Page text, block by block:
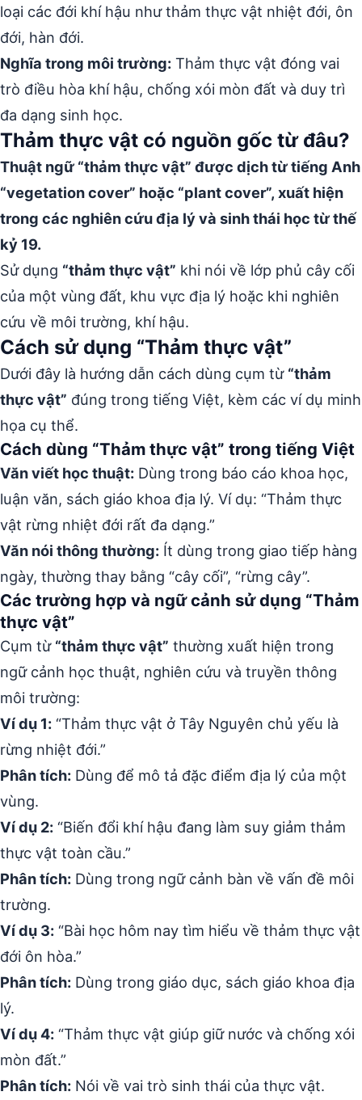
loại các đới khí hậu như thảm thực vật nhiệt đới, ôn
đới, hàn đới.
Nghĩa trong môi trường: Thảm thực vật đóng vai
trò điều hòa khí hậu, chống xói mòn đất và duy trì
đa dạng sinh học.
Thảm thực vật có nguồn gốc từ đâu?
Thuật ngữ “thảm thực vật” được dịch từ tiếng Anh
“vegetation cover” hoặc “plant cover”, xuất hiện
trong các nghiên cứu địa lý và sinh thái học từ thế
kỷ 19.
Sử dụng “thảm thực vật” khi nói về lớp phủ cây cối
của một vùng đất, khu vực địa lý hoặc khi nghiên
cứu về môi trường, khí hậu.
Cách sử dụng “Thảm thực vật”
Dưới đây là hướng dẫn cách dùng cụm từ “thảm
thực vật” đúng trong tiếng Việt, kèm các ví dụ minh
họa cụ thể.
Cách dùng “Thảm thực vật” trong tiếng Việt
Văn viết học thuật: Dùng trong báo cáo khoa học,
luận văn, sách giáo khoa địa lý. Ví dụ: “Thảm thực
vật rừng nhiệt đới rất đa dạng.”
Văn nói thông thường: Ít dùng trong giao tiếp hàng
ngày, thường thay bằng “cây cối”, “rừng cây”.
Các trường hợp và ngữ cảnh sử dụng “Thảm
thực vật”
Cụm từ “thảm thực vật” thường xuất hiện trong
ngữ cảnh học thuật, nghiên cứu và truyền thông
môi trường:
Ví dụ 1: “Thảm thực vật ở Tây Nguyên chủ yếu là
rừng nhiệt đới.”
Phân tích: Dùng để mô tả đặc điểm địa lý của một
vùng.
Ví dụ 2: “Biến đổi khí hậu đang làm suy giảm thảm
thực vật toàn cầu.”
Phân tích: Dùng trong ngữ cảnh bàn về vấn đề môi
trường.
Ví dụ 3: “Bài học hôm nay tìm hiểu về thảm thực vật
đới ôn hòa.”
Phân tích: Dùng trong giáo dục, sách giáo khoa địa
lý.
Ví dụ 4: “Thảm thực vật giúp giữ nước và chống xói
mòn đất.”
Phân tích: Nói về vai trò sinh thái của thực vật.